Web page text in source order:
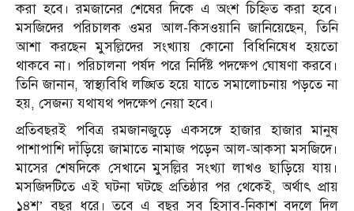
করা হবে। রমজানের শেষের দিকে এ অংশ চিহ্নিত করা হবে।
মসজিদের পরিচালক ওমর আল-কিসওয়ানি জানিয়েছেন, তিনি
আশা করছেন মুসল্লিদের সংখ্যায় কোনো বিধিনিষেধ হয়তো
থাকবে না। পরিচালনা পর্ষদ পরে নির্দিষ্ট পদক্ষেপ ঘোষণা করবে।
তিনি জানান, স্বাস্থ্যবিধি লঙ্ঘিত হয়ে যাতে সমালোচনায় পড়তে না
হয়, সেজন্য যথাযথ পদক্ষেপ নেয়া হবে।
প্রতিবছরই পবিত্র রমজানজুড়ে একসঙ্গে হাজার হাজার মানুষ
পাশাপাশি দাঁড়িয়ে জামাতে নামাজ পড়েন আল-আকসা মসজিদে।
মাসের শেষদিকে সেখানে মুসল্লির সংখ্যা লাখও ছাড়িয়ে যায়।
মসজিদটিতে এই ঘটনা ঘটছে প্রতিষ্ঠার পর থেকেই, অর্থাৎ প্রায়
১৪শ’ বছর ধরে। তবে এ বছর সব হিসাব-নিকাশ বদলে দিল